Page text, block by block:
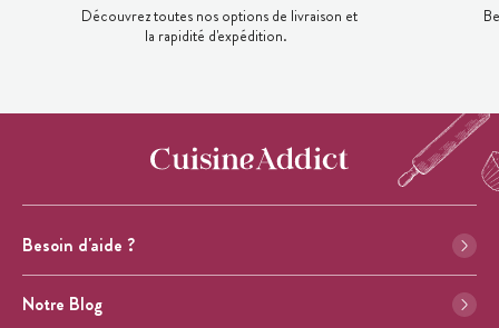
Découvrez toutes nos options de livraison et
la rapidité d'expédition.
Besoin d'aide ?
Notre Blog